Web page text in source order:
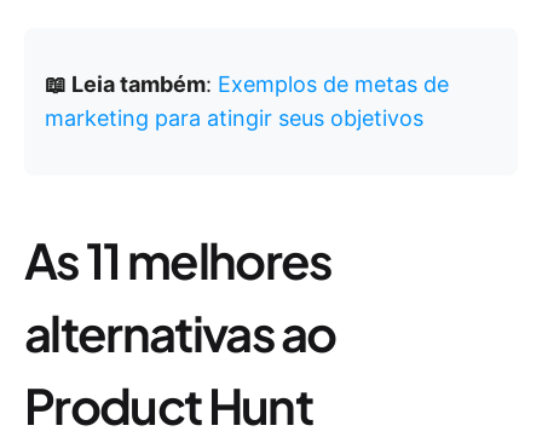
📖 Leia também: Exemplos de metas de
marketing para atingir seus objetivos
As 11 melhores
alternativas ao
Product Hunt